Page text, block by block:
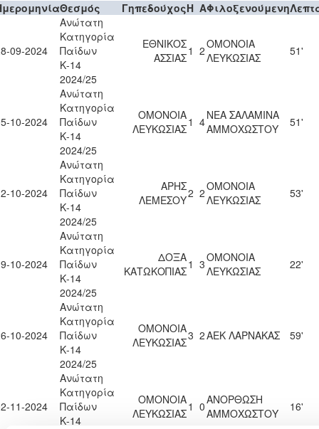
Θεσμός ΓηπεδούχοςH AΦιλοξενούμενη
09-2024
Ανώτατη
Κατηγορία
Παίδων
Κ-14
2024/25
ΕΘΝΙΚΟΣ
ΑΣΣΙΑΣ1 2ΟΜΟΝΟΙΑ
ΛΕΥΚΩΣΙΑΣ
51'
10-2024
Ανώτατη
Κατηγορία
Παίδων
Κ-14
2024/25
ΟΜΟΝΟΙΑ
ΛΕΥΚΩΣΙΑΣ1 4ΝΕΑ ΣΑΛΑΜΙΝΑ
ΑΜΜΟΧΩΣΤΟΥ
51'
10-2024
Ανώτατη
Κατηγορία
Παίδων
Κ-14
2024/25
ΑΡΗΣ
ΛΕΜΕΣΟΥ2 2ΟΜΟΝΟΙΑ
ΛΕΥΚΩΣΙΑΣ
53'
10-2024
Ανώτατη
Κατηγορία
Παίδων
Κ-14
2024/25
ΔΟΞΑ
ΚΑΤΩΚΟΠΙΑΣ1 3ΟΜΟΝΟΙΑ
ΛΕΥΚΩΣΙΑΣ
22'
10-2024
Ανώτατη
Κατηγορία
Παίδων
Κ-14
2024/25
ΟΜΟΝΟΙΑ
ΛΕΥΚΩΣΙΑΣ3 2ΑΕΚ ΛΑΡΝΑΚΑΣ 59'
11-2024
Ανώτατη
Κατηγορία
Παίδων
Κ-14
ΟΜΟΝΟΙΑ
ΛΕΥΚΩΣΙΑΣ1 0ΑΝΟΡΘΩΣΗ
ΑΜΜΟΧΩΣΤΟΥ
16'